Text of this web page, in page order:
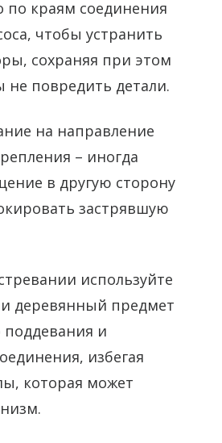
по краям соединения
чтобы устранить
сохраняя при этом
не повредить детали.
на направление
– иногда
в другую сторону
застрявшую
используйте
деревянный предмет
поддевания и
избегая
которая может